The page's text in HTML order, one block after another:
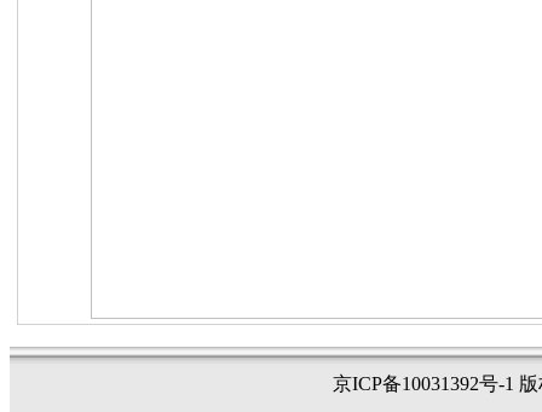
京ICP备10031392号-1